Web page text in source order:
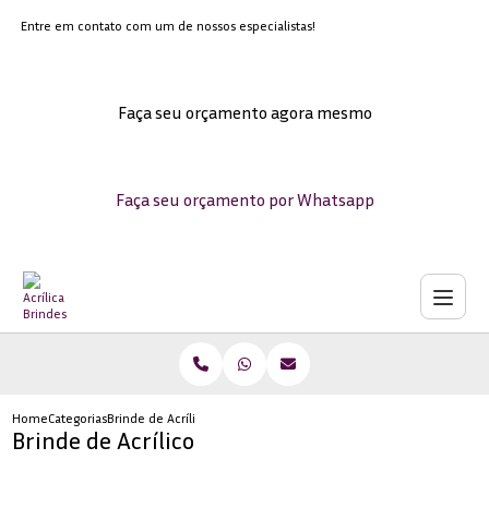
Entre em contato com um de nossos especialistas!
Faça seu orçamento agora mesmo
Faça seu orçamento por Whatsapp
HomeCategoriasBrinde de Acrílico
Brinde de Acrílico